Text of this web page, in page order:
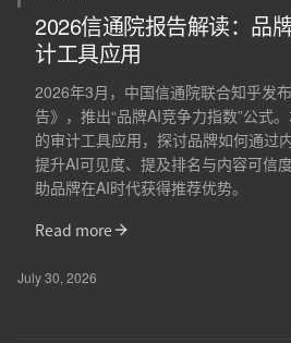
2026信通院报告解读：品
计工具应用
2026年3月，中国信通院联合知乎发
告》，推出“品牌AI竞争力指数”公式
的审计工具应用，探讨品牌如何通过
提升AI可见度、提及排名与内容可信
助品牌在AI时代获得推荐优势。
Read more
July 30, 2026